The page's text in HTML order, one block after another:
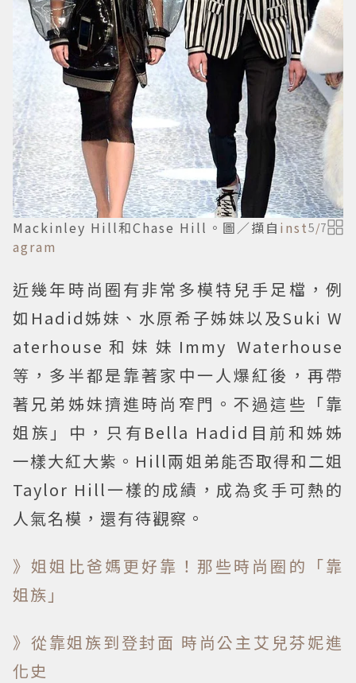
Mackinley Hill和Chase Hill。圖／擷自 inst
agram
5/7
近幾年時尚圈有非常多模特兒手足檔，例
如Hadid姊妹、水原希子姊妹以及Suki W
aterhouse和妹妹Immy Waterhouse
等，多半都是靠著家中一人爆紅後，再帶
著兄弟姊妹擠進時尚窄門。不過這些「靠
姐族」中，只有Bella Hadid目前和姊姊
一樣大紅大紫。Hill兩姐弟能否取得和二姐
Taylor Hill一樣的成績，成為炙手可熱的
人氣名模，還有待觀察。
》姐姐比爸媽更好靠！那些時尚圈的「靠
姐族」
》從靠姐族到登封面 時尚公主艾兒芬妮進
化史